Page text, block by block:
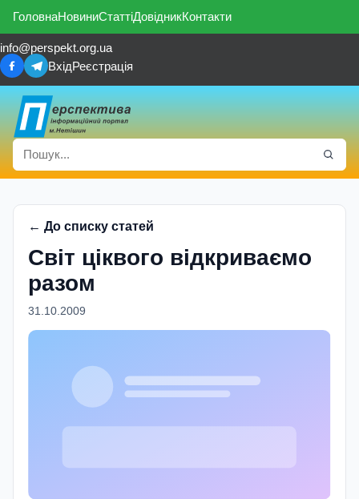
ГоловнаНовиниСтаттіДовідникКонтакти
info@perspekt.org.ua
ВхідРеєстрація
← До списку статей
Світ ціквого відкриваємо
разом
31.10.2009